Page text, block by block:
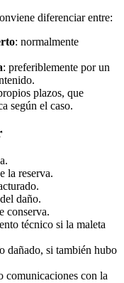
diferenciar entre:
: normalmente
: preferiblemente por un
plazos, que
según el caso.
la reserva.
daño.
conserva.
técnico si la maleta
dañado, si también hubo
comunicaciones con la